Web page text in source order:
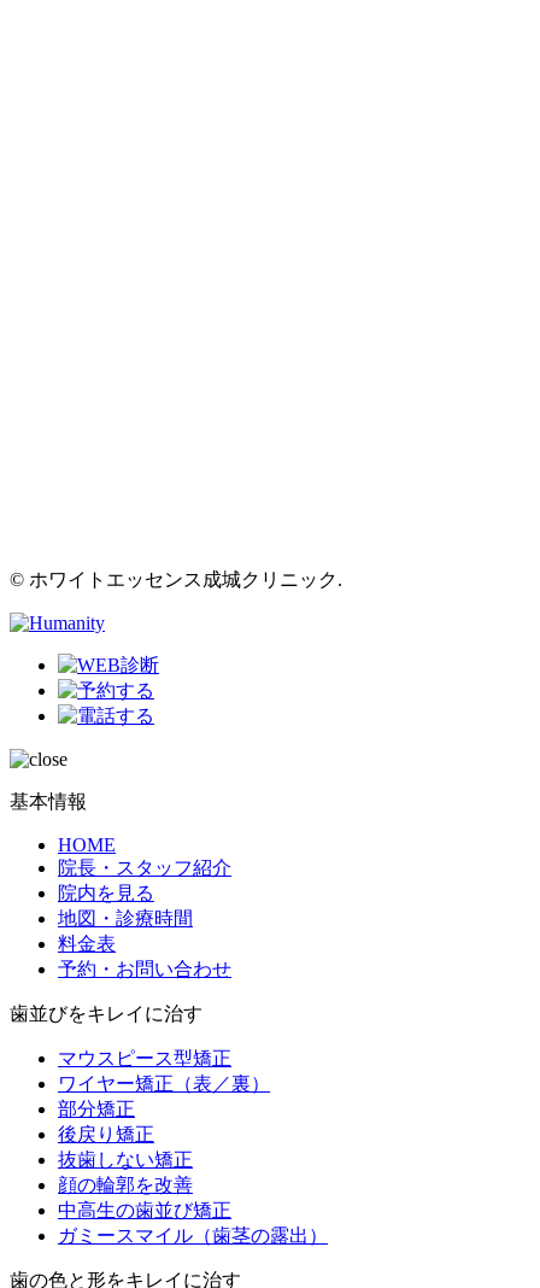
© ホワイトエッセンス成城クリニック.
基本情報
HOME
院長・スタッフ紹介
院内を見る
地図・診療時間
料金表
予約・お問い合わせ
歯並びをキレイに治す
マウスピース型矯正
ワイヤー矯正（表／裏）
部分矯正
後戻り矯正
抜歯しない矯正
顔の輪郭を改善
中高生の歯並び矯正
ガミースマイル（歯茎の露出）
歯の色と形をキレイに治す